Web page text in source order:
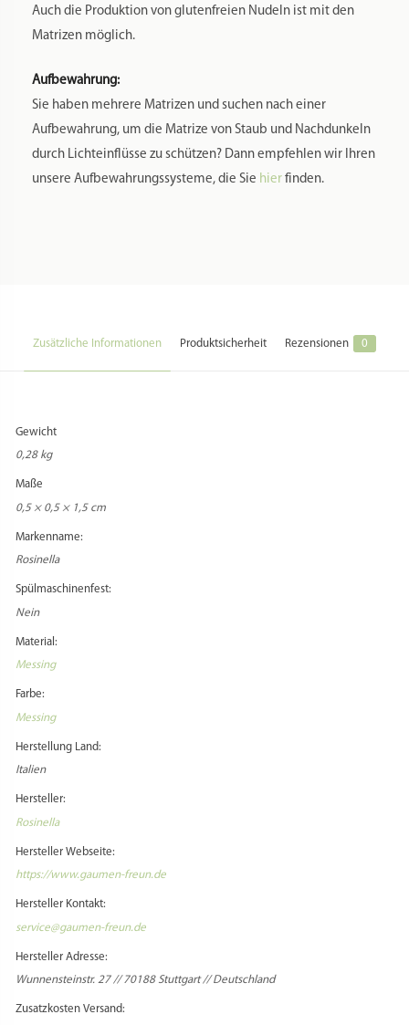
Auch die Produktion von glutenfreien Nudeln ist mit den
Matrizen möglich.
Aufbewahrung:
Sie haben mehrere Matrizen und suchen nach einer
Aufbewahrung, um die Matrize von Staub und Nachdunkeln
durch Lichteinflüsse zu schützen? Dann empfehlen wir Ihren
unsere Aufbewahrungssysteme, die Sie hier finden.
Zusätzliche Informationen Produktsicherheit Rezensionen 0
Gewicht
0,28 kg
Maße
0,5 × 0,5 × 1,5 cm
Markenname:
Rosinella
Spülmaschinenfest:
Nein
Material:
Messing
Farbe:
Messing
Herstellung Land:
Italien
Hersteller:
Rosinella
Hersteller Webseite:
https://www.gaumen-freun.de
Hersteller Kontakt:
service@gaumen-freun.de
Hersteller Adresse:
Wunnensteinstr. 27 // 70188 Stuttgart // Deutschland
Zusatzkosten Versand: